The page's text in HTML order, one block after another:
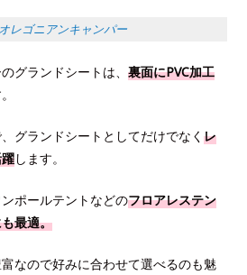
オレゴニアンキャンパー
グランドシートは、裏面にPVC加工
グランドシートとしてだけでなくレ
します。
ポールテントなどのフロアレステン
最適。
なので好みに合わせて選べるのも魅